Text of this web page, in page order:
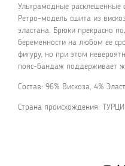
Ультрамодные расклешенные
Ретро-модель сшита из
эластана. Брюки прекрасно
беременности на любом ее
фигуру, но при этом
пояс-бандаж поддерживает
Состав: 96% Вискоза, 4%
Страна происхождения: